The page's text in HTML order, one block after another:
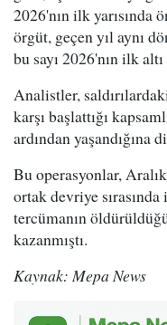
2026'nın ilk yarısında
örgüt, geçen yıl aynı
bu sayı 2026'nın ilk
Analistler,
karşı başlattığı
ardından yaşandığına
Bu operasyonlar,
ortak devriye
tercümanın
kazanmıştı.
Kaynak: Mepa News